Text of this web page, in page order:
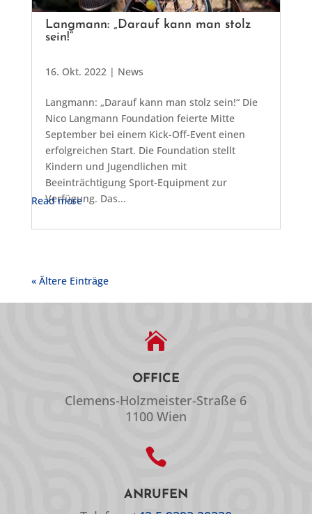
Langmann: „Darauf kann man stolz
sein!“
16. Okt. 2022| News
Langmann: „Darauf kann man stolz sein!“ Die
Nico Langmann Foundation feierte Mitte
September bei einem Kick-Off-Event einen
erfolgreichen Start. Die Foundation stellt
Kindern und Jugendlichen mit
Beeinträchtigung Sport-Equipment zur
Verfügung. Das...
Read more
« Ältere Einträge

OFFICE
Clemens-Holzmeister-Straße 6
1100 Wien

ANRUFEN